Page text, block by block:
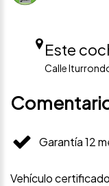
Este
Calle
Garantía 12
Vehículo